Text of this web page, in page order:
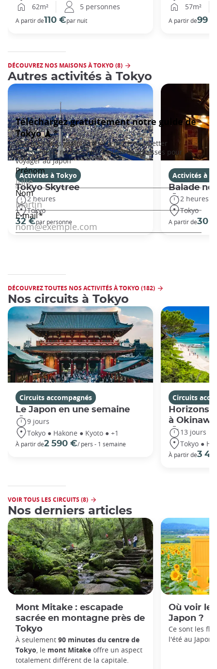
62m² 5 personnes
A partir de110 €par nuit
57m²
A partir de99 €
DÉCOUVREZ NOS MAISONS À TOKYO (8)
Autres activités à Tokyo
Activités à Tokyo
Tokyo Skytree
2 heures
Tokyo
32 €par personne
Activités à
Balade
2 heures
Tokyo
A partir de30
DÉCOUVREZ TOUTES NOS ACTIVITÉS À TOKYO (182)
Nos circuits à Tokyo
Circuits accompagnés
Le Japon en une semaine
9 jours
Tokyo ● Hakone ● Kyoto ● +1
À partir de2 590 €/ pers - 1 semaine
Circuits
Horizons
à Okinawa
13 jours
Tokyo ●
À partir de3
VOIR TOUS LES CIRCUITS (8)
Nos derniers articles
Mont Mitake : escapade
sacrée en montagne près de
Tokyo
À seulement 90 minutes du centre de
Tokyo, le mont Mitake offre un aspect
totalement différent de la capitale.
Où voir
Japon ?
Ce sont les
l'été au Japon !